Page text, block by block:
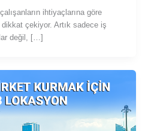
ihtiyaçlarına göre
çekiyor. Artık sadece iş
değil, […]